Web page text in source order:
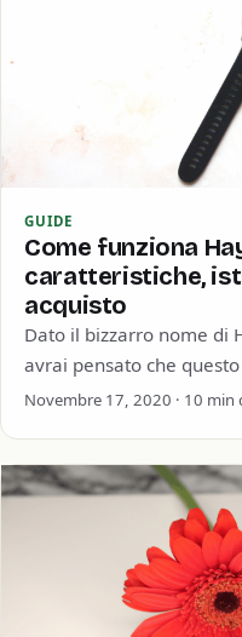
GUIDE
Come funziona
caratteristiche,
acquisto
Dato il bizzarro nome di
avrai pensato che
a qualche insolito
Novembre 17, 2020 · 10 min